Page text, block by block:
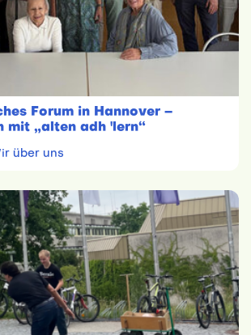
Forum in Hannover –
mit „alten adh 'lern“
über uns